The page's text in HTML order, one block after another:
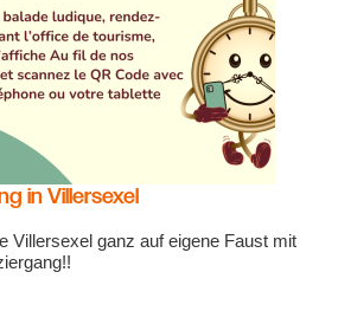
in Villersexel
Villersexel ganz auf eigene Faust mit